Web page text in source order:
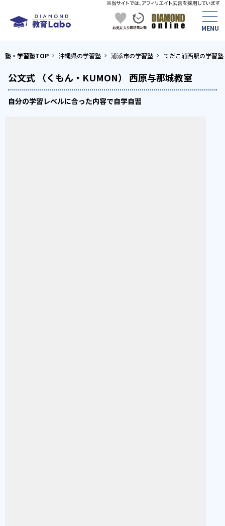
塾・学習塾TOP 沖縄県の学習塾 浦添市の学習塾 てだこ浦西駅の学習塾
公文式 （くもん・KUMON） 西原与那城教室
自分の学習レベルに合った内容で自学自習